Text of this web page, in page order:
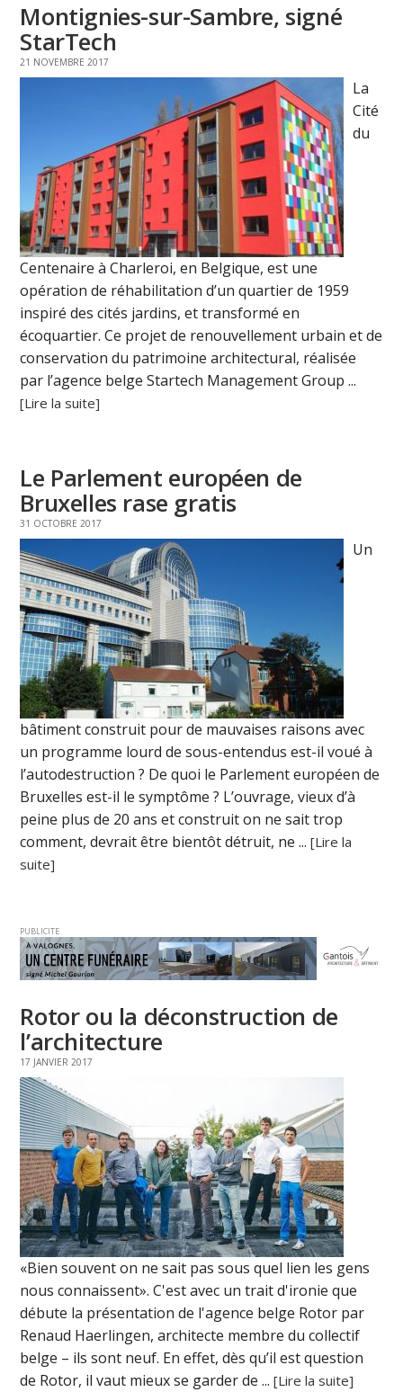
Montignies-sur-Sambre, signé
StarTech
21 NOVEMBRE 2017
La
Cité
du
Centenaire à Charleroi, en Belgique, est une
opération de réhabilitation d’un quartier de 1959
inspiré des cités jardins, et transformé en
écoquartier. Ce projet de renouvellement urbain et de
conservation du patrimoine architectural, réalisée
par l’agence belge Startech Management Group ...
[Lire la suite]
Le Parlement européen de
Bruxelles rase gratis
31 OCTOBRE 2017
Un
bâtiment construit pour de mauvaises raisons avec
un programme lourd de sous-entendus est-il voué à
l’autodestruction ? De quoi le Parlement européen de
Bruxelles est-il le symptôme ? L’ouvrage, vieux d’à
peine plus de 20 ans et construit on ne sait trop
comment, devrait être bientôt détruit, ne ...[Lire la
suite]
PUBLICITE
Rotor ou la déconstruction de
l’architecture
17 JANVIER 2017
«Bien souvent on ne sait pas sous quel lien les gens
nous connaissent». C'est avec un trait d'ironie que
débute la présentation de l'agence belge Rotor par
Renaud Haerlingen, architecte membre du collectif
belge – ils sont neuf. En effet, dès qu’il est question
de Rotor, il vaut mieux se garder de ...[Lire la suite]